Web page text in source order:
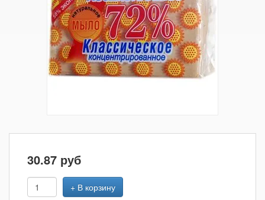
30.87 руб
+ В корзину